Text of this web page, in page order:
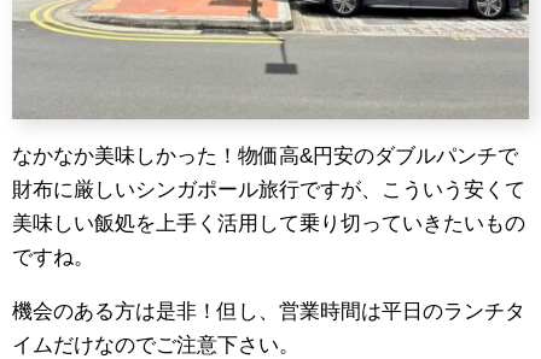
なかなか美味しかった！物価高&円安のダブルパンチで
財布に厳しいシンガポール旅行ですが、こういう安くて
美味しい飯処を上手く活用して乗り切っていきたいもの
ですね。
機会のある方は是非！但し、営業時間は平日のランチタ
イムだけなのでご注意下さい。